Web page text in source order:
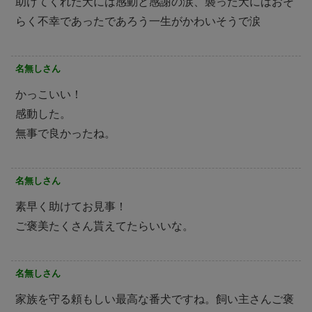
らく不幸であったであろう一生がかわいそうで涙
名無しさん
かっこいい！
感動した。
無事で良かったね。
名無しさん
素早く助けてお見事！
ご褒美たくさん貰えてたらいいな。
名無しさん
家族を守る頼もしい最高な番犬ですね。飼い主さんご褒